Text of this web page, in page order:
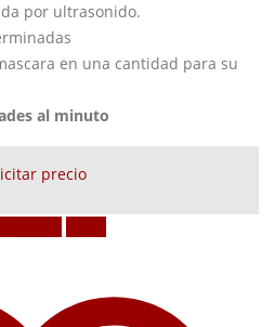
por ultrasonido.
en una cantidad para su
al minuto
precio